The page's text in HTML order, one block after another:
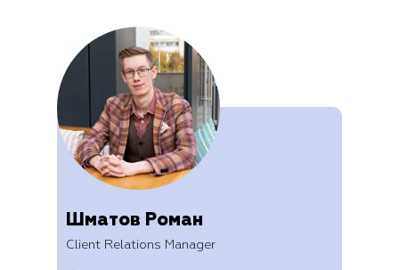
Client Relations Manager
Шматов Роман